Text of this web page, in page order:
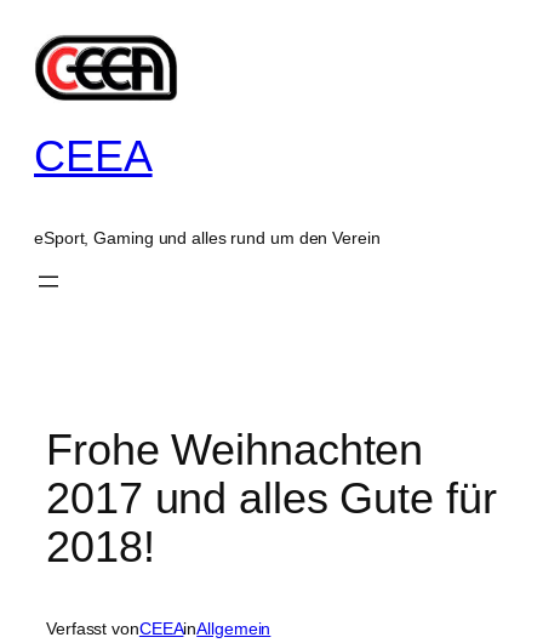
Inhalt
springen
CEEA
eSport, Gaming und alles rund um den Verein
Frohe Weihnachten
2017 und alles Gute für
2018!
Verfasst vonCEEAinAllgemein